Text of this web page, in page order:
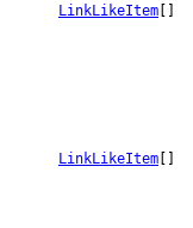
LinkLikeItem []
LinkLikeItem []